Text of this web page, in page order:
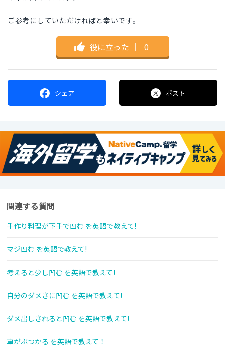
ご参考にしていただければと幸いです。
役に立った ｜ 0
シェア ポスト
関連する質問
手作り料理が下手で凹む を英語で教えて!
マジ凹む を英語で教えて!
考えると少し凹む を英語で教えて!
自分のダメさに凹む を英語で教えて!
ダメ出しされると凹む を英語で教えて!
車がぶつかる を英語で教えて！